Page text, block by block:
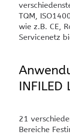
TQM,
wie z.B. CE,
Servicenetz
21
Bereiche